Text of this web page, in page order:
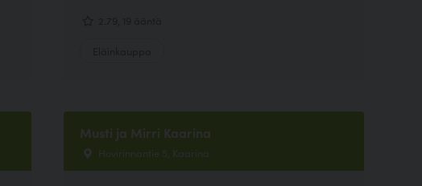
Musti ja Mirri Kaarina
Hovirinnantie 5, Kaarina